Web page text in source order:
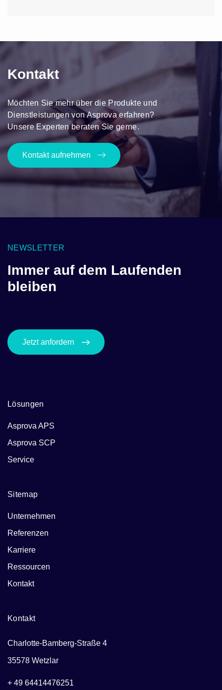
Kontakt
Möchten Sie mehr über die Produkte und
Dienstleistungen von Asprova erfahren?
Unsere Experten beraten Sie gerne.
Kontakt aufnehmen
NEWSLETTER
Immer auf dem Laufenden
bleiben
Jetzt anfordern
Lösungen
Asprova APS
Asprova SCP
Service
Sitemap
Unternehmen
Referenzen
Karriere
Ressourcen
Kontakt
Kontakt
Charlotte-Bamberg-Straße 4
35578 Wetzlar
+ 49 64414476251